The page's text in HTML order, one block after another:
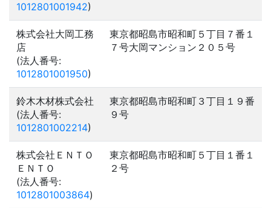
1012801001942)
株式会社大岡工務
店
(法人番号:
1012801001950)
東京都昭島市昭和町５丁目７番１
７号大岡マンション２０５号
鈴木木材株式会社
(法人番号:
1012801002214)
東京都昭島市昭和町３丁目１９番
９号
株式会社ＥＮＴＯ
ＥＮＴＯ
(法人番号:
1012801003864)
東京都昭島市昭和町５丁目１番１
２号